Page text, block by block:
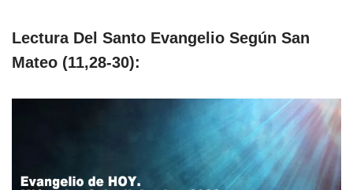
Lectura Del Santo Evangelio Según San
Mateo (11,28-30):